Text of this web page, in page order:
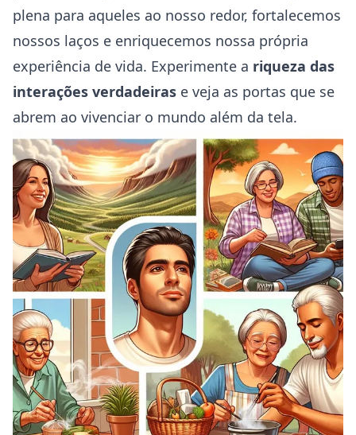
plena para aqueles ao nosso redor, fortalecemos
nossos laços e enriquecemos nossa própria
experiência de vida. Experimente a riqueza das
interações verdadeiras e veja as portas que se
abrem ao vivenciar o mundo além da tela.